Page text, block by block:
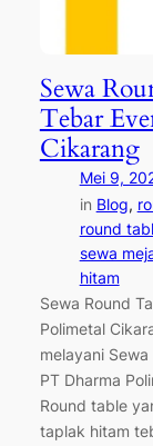
Sewa
Tebar
Cikarang
Mei 9,
in Blog,
round
sewa
hitam
Sewa Round
Polimetal
melayani
PT Dharma
Round table
taplak hitam